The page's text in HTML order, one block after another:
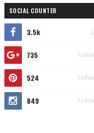
SOCIAL COUNTER
3.5k
735
524
849